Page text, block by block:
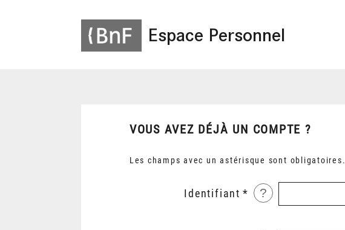
Espace Personnel
VOUS AVEZ DÉJÀ UN COMPTE ?
Les champs avec un astérisque sont obligatoires.
Identifiant ?